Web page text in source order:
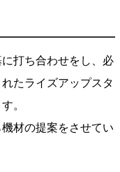
打ち合わせをし、必
たライズアップスタ
。
材の提案をさせてい